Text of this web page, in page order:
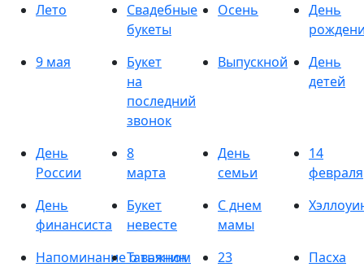
Лето
Свадебные
букеты
Осень
День
9 мая
Букет
на
последний
звонок
Выпускной
День
детей
День
России
8
марта
День
семьи
14
февраля
День
финансиста
Букет
невесте
С днем
мамы
Напоминание о важном
Татьянин
23
Пасха